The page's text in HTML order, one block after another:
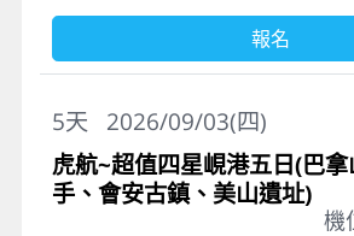
報名
2026/09/03(四)
5天
虎航~超值四星峴港五日(巴
手、會安古鎮、美山遺址)
機